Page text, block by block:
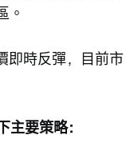
。
即時反彈，目前市
要策略：